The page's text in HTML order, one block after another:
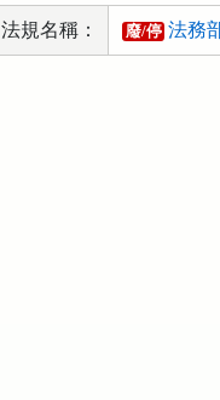
法規名稱： 廢/停 法務